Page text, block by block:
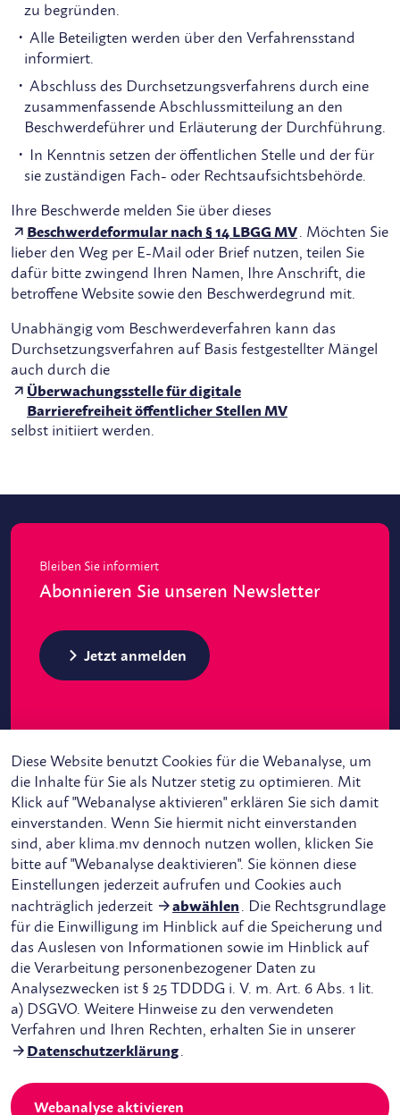
zu begründen.
Alle Beteiligten werden über den Verfahrensstand
informiert.
Abschluss des Durchsetzungsverfahrens durch eine
zusammenfassende Abschlussmitteilung an den
Beschwerdeführer und Erläuterung der Durchführung.
In Kenntnis setzen der öffentlichen Stelle und der für
sie zuständigen Fach- oder Rechtsaufsichtsbehörde.
Ihre Beschwerde melden Sie über dieses
Beschwerdeformular nach § 14 LBGG MV. Möchten Sie
lieber den Weg per E-Mail oder Brief nutzen, teilen Sie
dafür bitte zwingend Ihren Namen, Ihre Anschrift, die
betroffene Website sowie den Beschwerdegrund mit.
Unabhängig vom Beschwerdeverfahren kann das
Durchsetzungsverfahren auf Basis festgestellter Mängel
auch durch die
Überwachungsstelle für digitale
Barrierefreiheit öffentlicher Stellen MV
selbst initiiert werden.
Bleiben Sie informiert
Abonnieren Sie unseren Newsletter
Jetzt anmelden
Instagram
LinkedIn
Diese Website benutzt Cookies für die Webanalyse, um
die Inhalte für Sie als Nutzer stetig zu optimieren. Mit
Klick auf "Webanalyse aktivieren" erklären Sie sich damit
einverstanden. Wenn Sie hiermit nicht einverstanden
sind, aber klima.mv dennoch nutzen wollen, klicken Sie
bitte auf "Webanalyse deaktivieren". Sie können diese
Einstellungen jederzeit aufrufen und Cookies auch
nachträglich jederzeit
abwählen . Die Rechtsgrundlage
für die Einwilligung im Hinblick auf die Speicherung und
das Auslesen von Informationen sowie im Hinblick auf
die Verarbeitung personenbezogener Daten zu
Analysezwecken ist § 25 TDDDG i. V. m. Art. 6 Abs. 1 lit.
a) DSGVO. Weitere Hinweise zu den verwendeten
Verfahren und Ihren Rechten, erhalten Sie in unserer
Datenschutzerklärung.
Webanalyse aktivieren